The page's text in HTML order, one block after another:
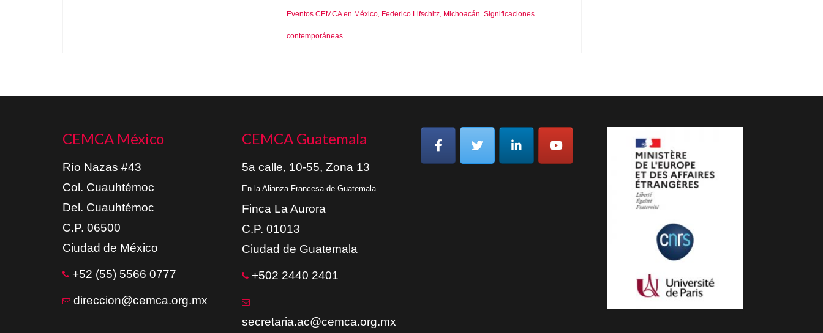
Eventos CEMCA en México, Federico Lifschitz, Michoacán Significaciones
contemporáneas
CEMCA México
Río Nazas #43
Col. Cuauhtémoc
Del. Cuauhtémoc
C.P. 06500
Ciudad de México
+52 (55) 5566 0777
direccion@cemca.org.mx
CEMCA Guatemala
5a calle, 10-55, Zona 13
En la Alianza Francesa de Guatemala
Finca La Aurora
C.P. 01013
Ciudad de Guatemala
+502 2440 2401
secretaria.ac@cemca.org.mx